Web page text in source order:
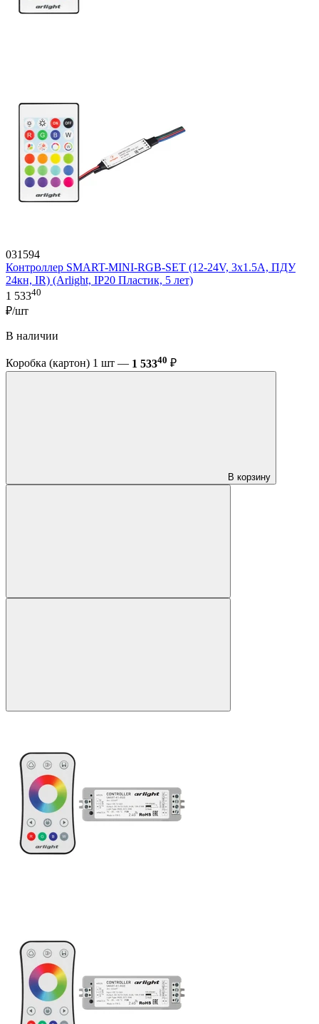
031594
Контроллер SMART-MINI-RGB-SET (12-24V, 3x1.5A, ПДУ
24кн, IR) (Arlight, IP20 Пластик, 5 лет)
1 53340
₽/шт
В наличии
Коробка (картон) 1 шт — 1 53340 ₽
В корзину